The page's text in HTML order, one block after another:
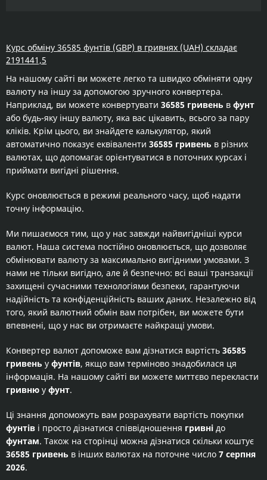
Курс обміну 36585 фунтів (GBP) в гривнях (UAH) складає
2191441,5
На нашому сайті ви можете легко та швидко обміняти одну
валюту на іншу за допомогою зручного конвертера.
Наприклад, ви можете конвертувати 36585 гривень в фунт
або будь-яку іншу валюту, яка вас цікавить, всього за пару
кліків. Крім цього, ви знайдете калькулятор, який
автоматично показує еквіваленти 36585 гривень в різних
валютах, що допомагає орієнтуватися в поточних курсах і
приймати вигідні рішення.
Курс оновлюється в режимі реального часу, щоб надати
точну інформацію.
Ми пишаємося тим, що у нас завжди найвигідніші курси
валют. Наша система постійно оновлюється, що дозволяє
обмінювати валюту за максимально вигідними умовами. З
нами не тільки вигідно, але й безпечно: всі ваші транзакції
захищені сучасними технологіями безпеки, гарантуючи
надійність та конфіденційність ваших даних. Незалежно від
того, який валютний обмін вам потрібен, ви можете бути
впевнені, що у нас ви отримаєте найкращі умови.
Конвертер валют допоможе вам дізнатися вартість 36585
гривень у фунтів, якщо вам терміново знадобилася ця
інформація. На нашому сайті ви можете миттєво перекласти
гривню у фунт.
Ці знання допоможуть вам розрахувати вартість покупки
фунтів і просто дізнатися співвідношення гривні до
фунтам. Також на сторінці можна дізнатися скільки коштує
36585 гривень в інших валютах на поточне число 7 серпня
2026.